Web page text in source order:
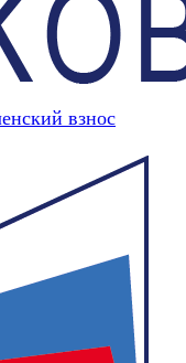
взнос